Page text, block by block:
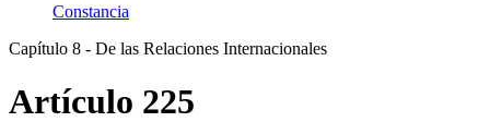
Constancia
Capítulo 8 - De las Relaciones Internacionales
Artículo 225